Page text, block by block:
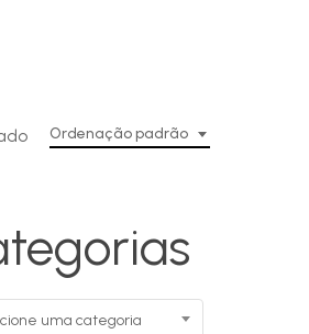
Ordenação padrão
uma categoria